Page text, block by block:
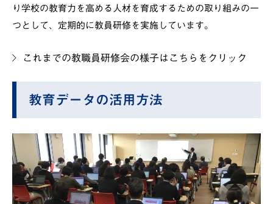
り学校の教育力を高める人材を育成するための取り組みの一
つとして、定期的に教員研修を実施しています。
これまでの教職員研修会の様子はこちらをクリック
教育データの活用方法